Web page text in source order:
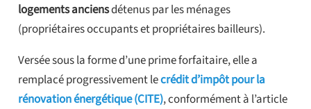
logements anciensdétenus par les ménages
(propriétaires occupants et propriétaires bailleurs).
Versée sous la forme d’une prime forfaitaire, elle a
remplacé progressivement lecrédit d’impôt pour la
rénovation énergétique (CITE), conformément à l’article